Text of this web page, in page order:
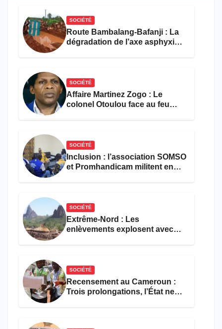
SOCIÉTÉ
Route Bambalang-Bafanji : La
dégradation de l’axe asphyxie
SOCIÉTÉ
Affaire Martinez Zogo : Le
colonel Otoulou face au feu
SOCIÉTÉ
Inclusion : l’association SOMSO
et Promhandicam militent en
SOCIÉTÉ
Extrême-Nord : Les
enlèvements explosent avec
SOCIÉTÉ
Recensement au Cameroun :
Trois prolongations, l’État ne